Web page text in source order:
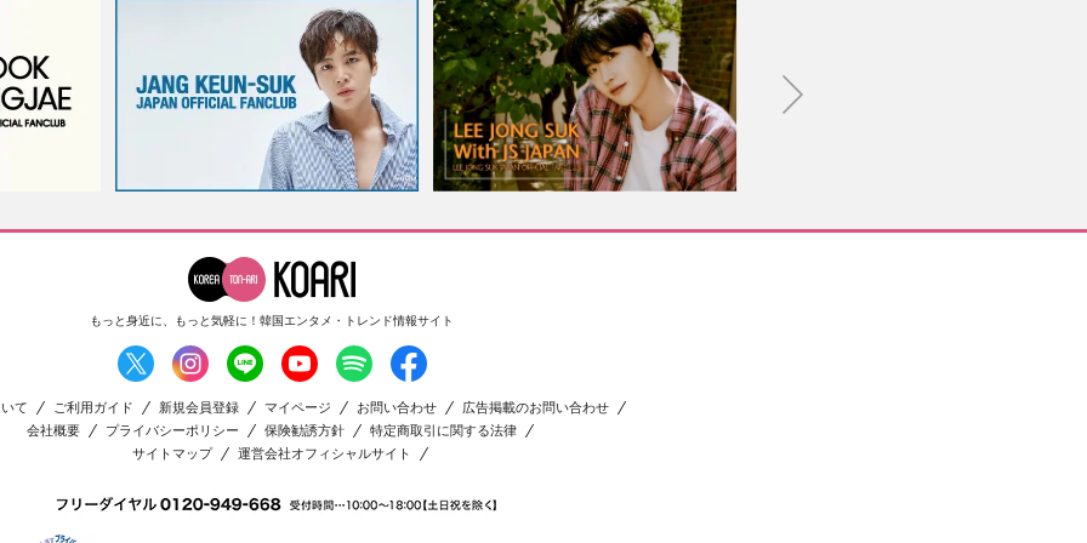
もっと身近に、もっと気軽に！ 韓国エンタメ・トレンド情報サイト
て ご利用ガイド 新規会員登録 マイページ お問い合わせ
広告掲載のお問い合わせ
会社概要
プライバシーポリシー 保険勧誘方針
特定商取引に関する法律
サイトマップ
運営会社オフィシャルサイト